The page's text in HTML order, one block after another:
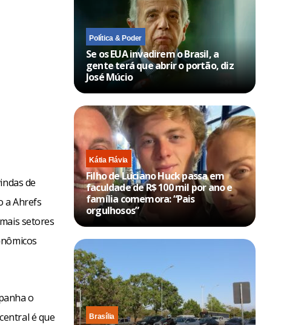
de
a Ahrefs
setores
o
é que
Política & Poder
Se os EUA invadirem o Brasil, a
gente terá que abrir o portão, diz
José Múcio
Kátia Flávia
Filho de Luciano Huck passa em
faculdade de R$ 100 mil por ano e
família comemora: “Pais
orgulhosos”
Brasília